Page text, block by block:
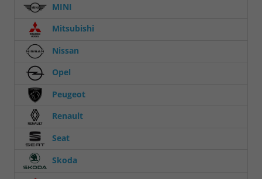
MINI
Mitsubishi
Nissan
Opel
Peugeot
Renault
Seat
Skoda